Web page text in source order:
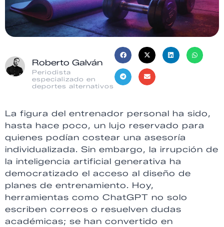
Roberto Galván
Periodista
especializado en
deportes alternativos
La figura del entrenador personal ha sido,
hasta hace poco, un lujo reservado para
quienes podían costear una asesoría
individualizada. Sin embargo, la irrupción de
la inteligencia artificial generativa ha
democratizado el acceso al diseño de
planes de entrenamiento. Hoy,
herramientas como ChatGPT no solo
escriben correos o resuelven dudas
académicas; se han convertido en